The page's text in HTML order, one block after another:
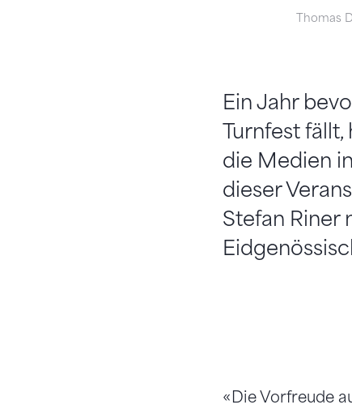
Thomas
Ein Jahr
Turnfest fällt,
die Medien
dieser
Stefan Riner
«Die Vorfreude